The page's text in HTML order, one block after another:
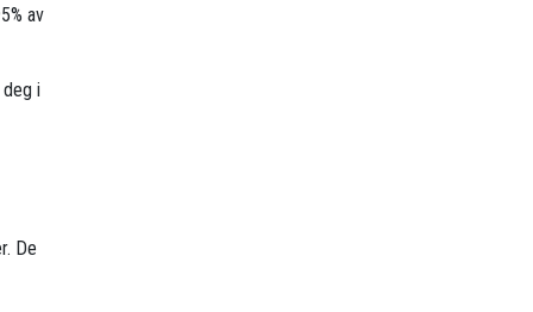
av
i
De